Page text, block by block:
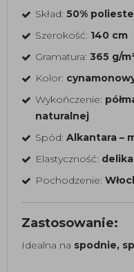
Skład: 50%
Szerokość: 140 cm
Gramatura: 365 g/
Kolor:
Wykończenie:
naturalnej
Spód: Alkantara –
Elastyczność:
Pochodzenie:
Zastosowanie:
Idealna na spodnie,